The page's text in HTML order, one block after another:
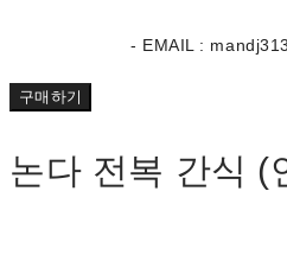
- EMAIL :
구매하기
논다 전복 간식 (